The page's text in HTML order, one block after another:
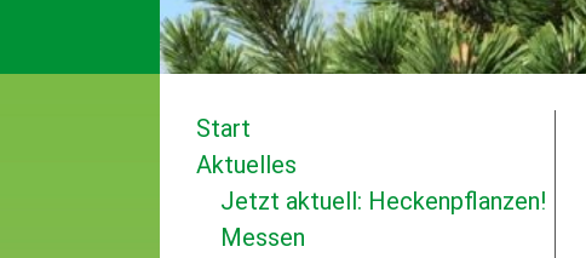
Start
Aktuelles
Jetzt aktuell: Heckenpflanzen!
Messen